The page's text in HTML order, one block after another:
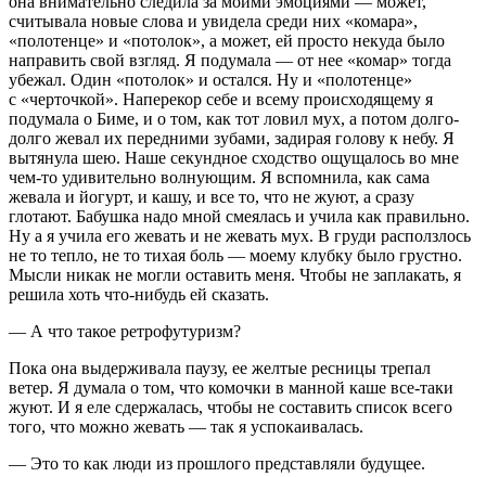
считывала новые слова и увидела среди них «комара»,
«полотенце» и «потолок», а может, ей просто некуда было
направить свой взгляд. Я подумала — от нее «комар» тогда
убежал. Один «потолок» и остался. Ну и «полотенце»
с «черточкой». Наперекор себе и всему происходящему я
подумала о Биме, и о том, как тот ловил мух, а потом долго-
долго жевал их передними зубами, задирая голову к небу. Я
вытянула шею. Наше секундное сходство ощущалось во мне
чем-то удивительно волнующим. Я вспомнила, как сама
жевала и йогурт, и кашу, и все то, что не жуют, а сразу
глотают. Бабушка надо мной смеялась и учила как правильно.
Ну а я учила его жевать и не жевать мух. В груди расползлось
не то тепло, не то тихая боль — моему клубку было грустно.
Мысли никак не могли оставить меня. Чтобы не заплакать, я
решила хоть что-нибудь ей сказать.
— А что такое ретрофутуризм?
Пока она выдерживала паузу, ее желтые ресницы трепал
ветер. Я думала о том, что комочки в манной каше все-таки
жуют. И я еле сдержалась, чтобы не составить список всего
того, что можно жевать — так я успокаивалась.
— Это то как люди из прошлого представляли будущее.